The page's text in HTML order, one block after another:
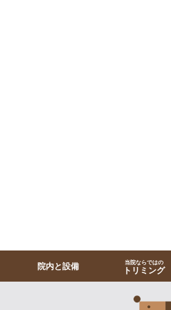
院内と設備 当院ならではの
トリミング